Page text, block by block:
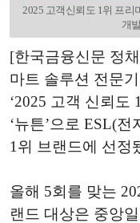
2025 고객신뢰도 1위 프리
개
[한국금융신문 정
마트 솔루션 전문
‘2025 고객 신뢰도
‘뉴튼’으로 ESL(
1위 브랜드에 선정
올해 5회를 맞는
랜드 대상은 중앙